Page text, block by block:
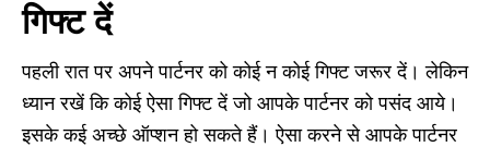
गिफ्ट दें
पहली रात पर अपने पार्टनर को कोई न कोई गिफ्ट जरूर दें। लेकिन
ध्यान रखें कि कोई ऐसा गिफ्ट दें जो आपके पार्टनर को पसंद आये।
इसके कई अच्‍छे ऑप्‍शन हो सकते हैं। ऐसा करने से आपके पार्टनर